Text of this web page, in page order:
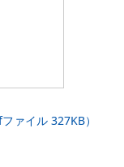
ァイル 327KB）